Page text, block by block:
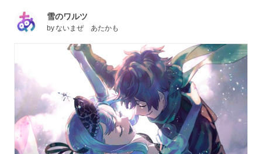
雪のワルツ
by ないまぜ あたかも